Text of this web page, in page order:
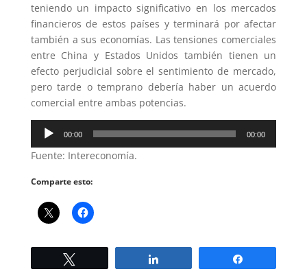
teniendo un impacto significativo en los mercados
financieros de estos países y terminará por afectar
también a sus economías. Las tensiones comerciales
entre China y Estados Unidos también tienen un
efecto perjudicial sobre el sentimiento de mercado,
pero tarde o temprano debería haber un acuerdo
comercial entre ambas potencias.
Reproductor
audio
00:00 00:00
Fuente: Intereconomía.
Comparte esto: